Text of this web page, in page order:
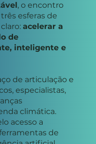
, o encontro
esferas de
acelerar a
de
inteligente e
de articulação e
especialistas,
climática.
acesso a
de